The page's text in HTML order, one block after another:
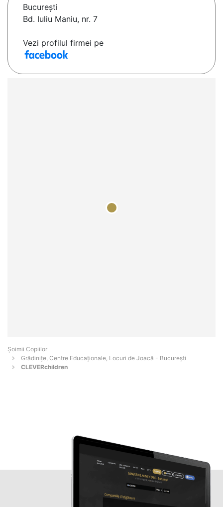
Bucureşti
Bd. Iuliu Maniu, nr. 7
Vezi profilul firmei pe
Șoimii Copiilor
Grădinițe, Centre Educaționale, Locuri de Joacă - Bucureşti
CLEVERchildren